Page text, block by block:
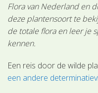
Flora van Nederland en
deze plantensoort te
de totale flora en leer je
kennen.
Een reis door de wilde
een andere